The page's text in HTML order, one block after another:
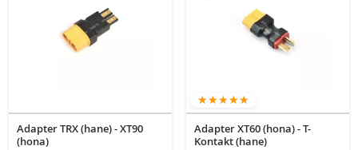
Adapter TRX (hane) - XT90
(hona)
100%
Adapter XT60 (hona) - T-
Kontakt (hane)